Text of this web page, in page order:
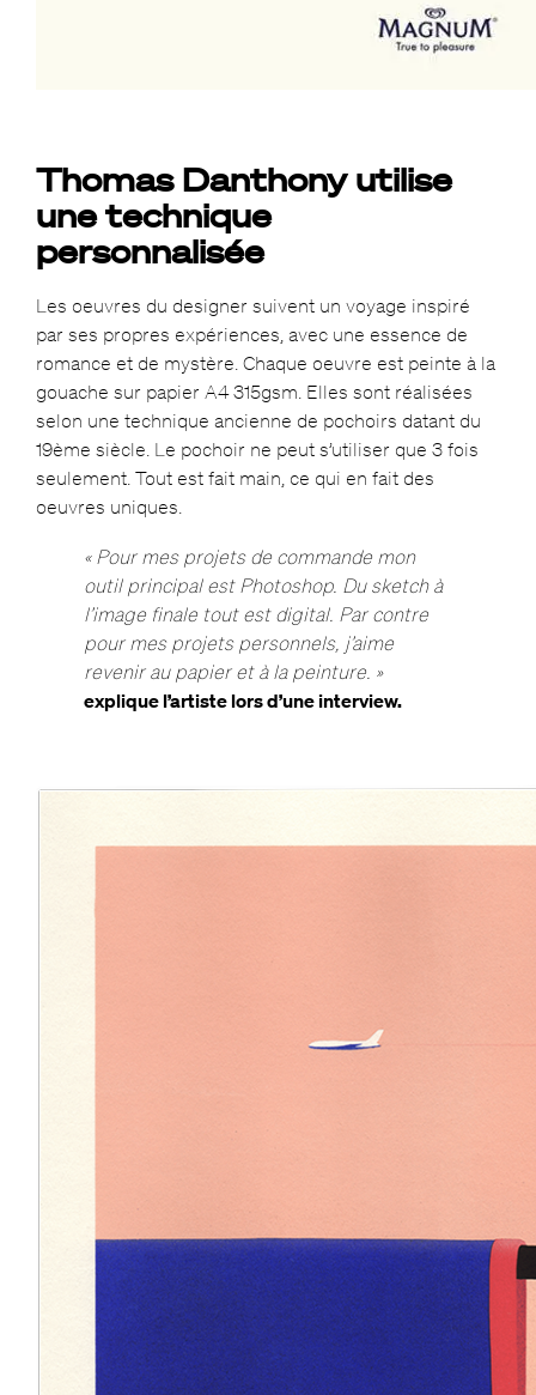
Thomas Danthony utilise
une technique
personnalisée
Les oeuvres du designer suivent un voyage inspiré
par ses propres expériences, avec une essence de
romance et de mystère. Chaque oeuvre est peinte à la
gouache sur papier A4 315gsm. Elles sont réalisées
selon une technique ancienne de pochoirs datant du
19ème siècle. Le pochoir ne peut s’utiliser que 3 fois
seulement. Tout est fait main, ce qui en fait des
oeuvres uniques.
« Pour mes projets de commande mon
outil principal est Photoshop. Du sketch à
l’image finale tout est digital. Par contre
pour mes projets personnels, j’aime
revenir au papier et à la peinture. »
explique l’artiste lors d’une interview.